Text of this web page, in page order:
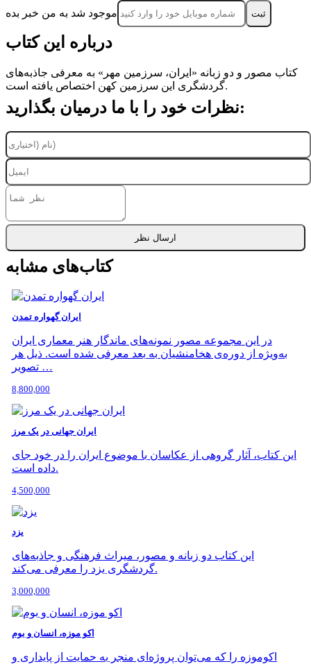
موجود شد به من خبر بده
ثبت‌
درباره این کتاب
کتاب مصور و دو زبانه «ایران، سرزمین مهر» به معرفی جاذبه‌های
گردشگری این سرزمین کهن اختصاص یافته است.
نظرات خود را با ما درمیان بگذارید:
ارسال نظر
کتاب‌های مشابه
ایران گهواره تمدن
در این مجموعه مصور نمونه‌های ماندگار هنر معماری ایران
به‌ویژه از دوره‌ی هخامنشیان به بعد معرفی شده است. ذیل هر
تصویر …
8,800,000
ایران جهانی در یک مرز
این کتاب، آثار گروهی از عکاسان با موضوع ایران را در خود جای
داده است.
4,500,000
یزد
این کتاب دو زبانه و مصور، میراث فرهنگی و جاذبه‌های
گردشگری یزد را معرفی می‌کند.
3,000,000
اکو موزه، انسان و بوم
اکوموزه را که می‌توان پروژه‌ای منجر به حمایت از پایداری و